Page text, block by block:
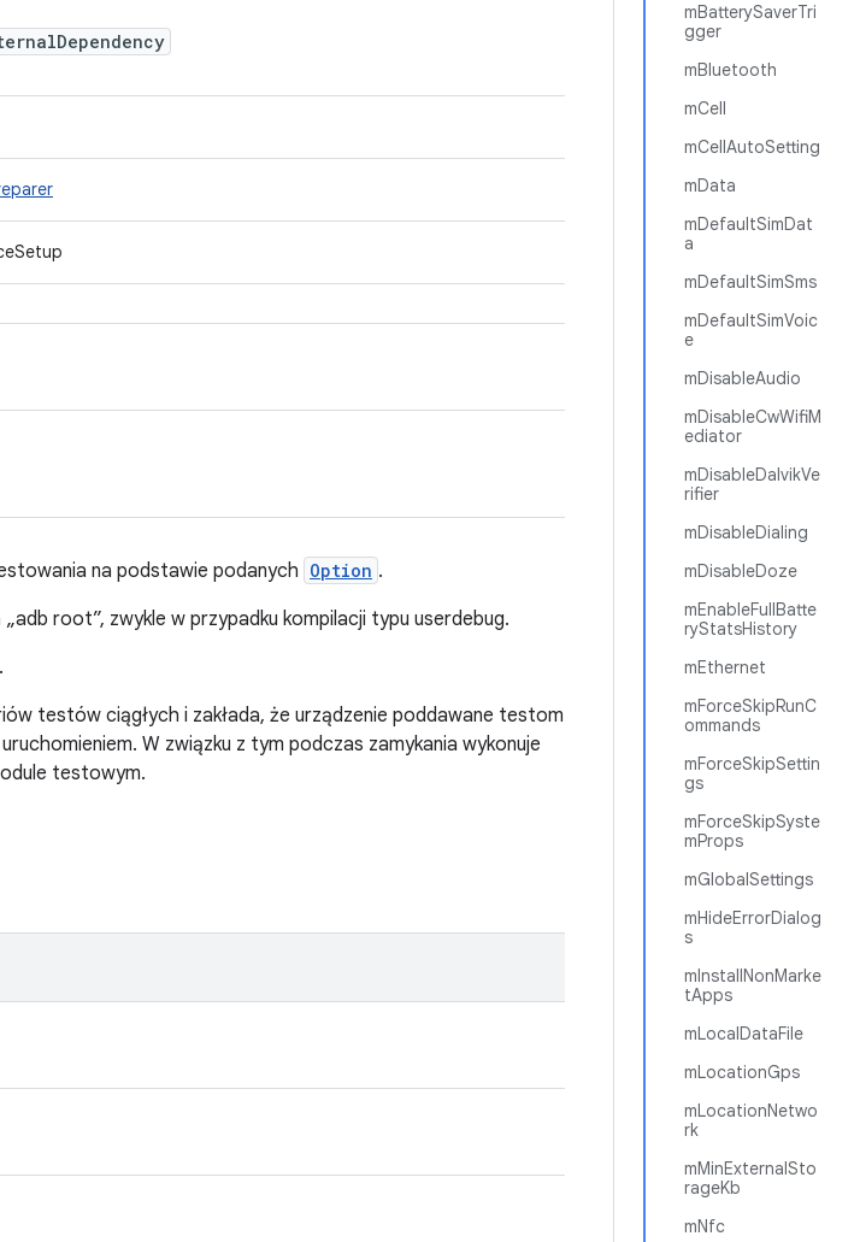
mBatterySaverTri
gger
mBluetooth
mCell
mCellAutoSetting
mData
mDefaultSimDat
a
mDefaultSimSms
mDefaultSimVoic
e
mDisableAudio
mDisableCwWifiM
ediator
mDisableDalvikVe
rifier
mDisableDialing
mDisableDoze
mEnableFullBatte
ryStatsHistory
mEthernet
mForceSkipRunC
ommands
mForceSkipSettin
gs
mForceSkipSyste
mProps
mGlobalSettings
mHideErrorDialog
s
mInstallNonMarke
tApps
mLocalDataFile
mLocationGps
mLocationNetwo
rk
mMinExternalSto
rageKb
mNfc
na podstawie podanych Option .
root”, zwykle w przypadku kompilacji typu userdebug.
testów ciągłych i zakłada, że urządzenie poddawane testom
W związku z tym podczas zamykania wykonuje
testowym.